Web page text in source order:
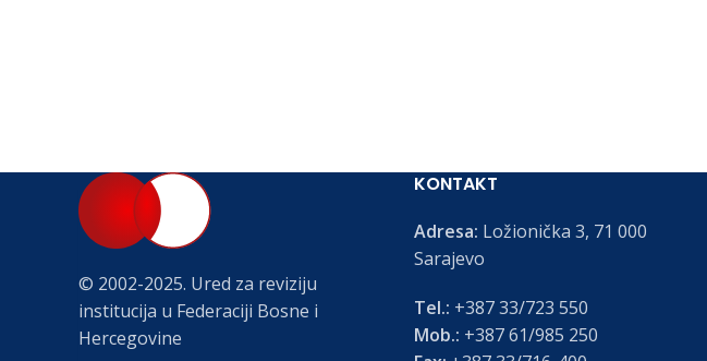
© 2002-2025. Ured za reviziju
institucija u Federaciji Bosne i
Hercegovine
KONTAKT
Adresa: Ložionička 3, 71 000
Sarajevo
Tel.: +387 33/723 550
Mob.: +387 61/985 250